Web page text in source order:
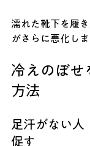
濡れた靴下を履
がさらに悪化しま
冷えのぼせ
方法
足汗がない人
促す